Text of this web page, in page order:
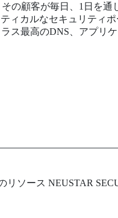
の顧客が毎日、1日を
ティカルなセキュリティ
ス最高のDNS、アプリ
リソース NEUSTAR